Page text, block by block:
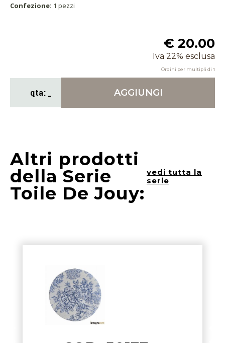
Confezione: 1 pezzi
€ 20.00
Iva 22% esclusa
Ordini per multipli di 1
AGGIUNGI
Altri prodotti
della Serie
Toile De Jouy:
vedi tutta la
serie